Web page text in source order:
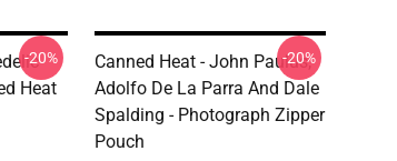
Heat
-20%
Canned Heat - John Paulus,
Adolfo De La Parra And Dale
Spalding - Photograph Zipper
Pouch
-20%